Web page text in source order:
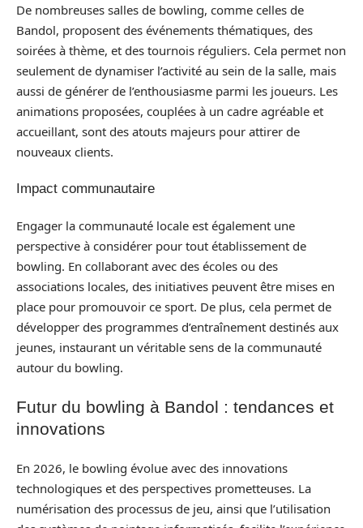
De nombreuses salles de bowling, comme celles de
Bandol, proposent des événements thématiques, des
soirées à thème, et des tournois réguliers. Cela permet non
seulement de dynamiser l’activité au sein de la salle, mais
aussi de générer de l’enthousiasme parmi les joueurs. Les
animations proposées, couplées à un cadre agréable et
accueillant, sont des atouts majeurs pour attirer de
nouveaux clients.
Impact communautaire
Engager la communauté locale est également une
perspective à considérer pour tout établissement de
bowling. En collaborant avec des écoles ou des
associations locales, des initiatives peuvent être mises en
place pour promouvoir ce sport. De plus, cela permet de
développer des programmes d’entraînement destinés aux
jeunes, instaurant un véritable sens de la communauté
autour du bowling.
Futur du bowling à Bandol : tendances et
innovations
En 2026, le bowling évolue avec des innovations
technologiques et des perspectives prometteuses. La
numérisation des processus de jeu, ainsi que l’utilisation